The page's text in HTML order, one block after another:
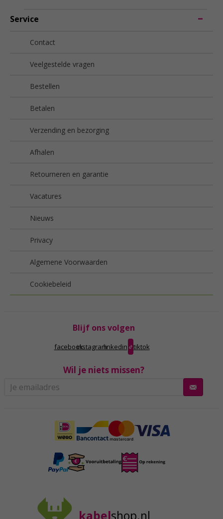
Service
Contact
Veelgestelde vragen
Bestellen
Betalen
Verzending en bezorging
Afhalen
Retourneren en garantie
Vacatures
Nieuws
Privacy
Algemene Voorwaarden
Cookiebeleid
Blijf ons volgen
facebookinstagramlinkedin tiktok
Wil je niets missen?
kabelshop.nl